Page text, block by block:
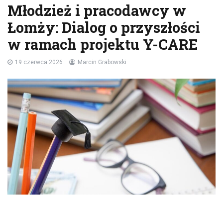
Młodzież i pracodawcy w
Łomży: Dialog o przyszłości
w ramach projektu Y-CARE
19 czerwca 2026 Marcin Grabowski